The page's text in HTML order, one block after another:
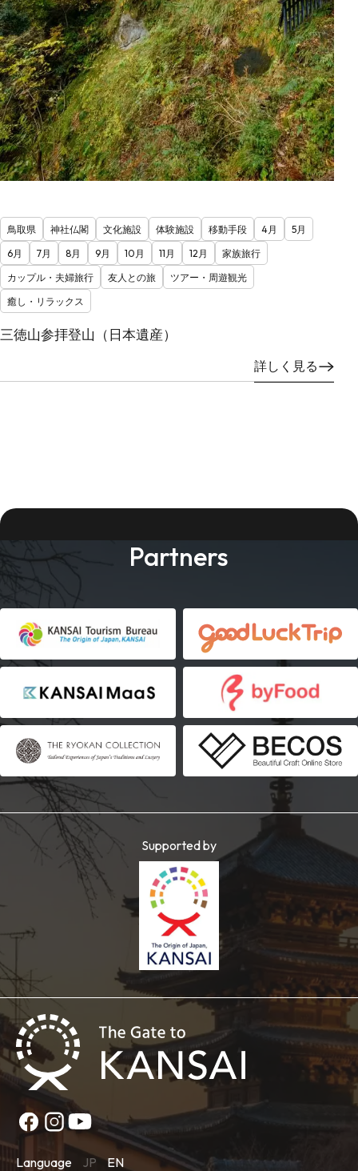
鳥取県 神社仏閣 文化施設 体験施設 移動手段 4月
5月
6月
7月 8月 9月 10月 11月 12月
家族旅行
カップル・夫婦旅行
友人との旅
ツアー・周遊観光
癒し・リラックス
三徳山参拝登山（日本遺産）
詳しく見る
Partners
Supported by
Language JP EN